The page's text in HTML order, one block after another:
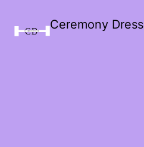
Ceremony Dress